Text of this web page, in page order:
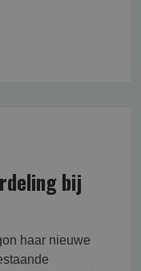
bij
haar nieuwe